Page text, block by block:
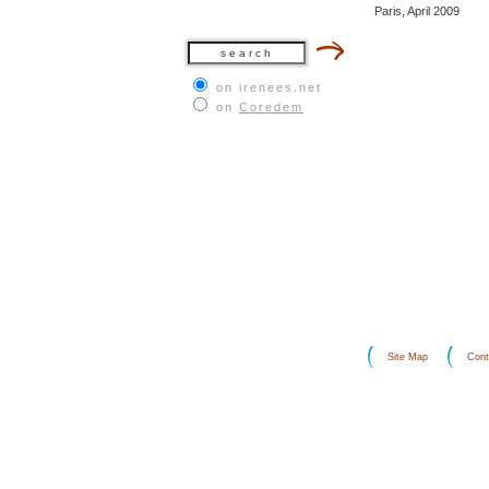
on irenees.net
on Coredem
Paris, April 2009
Site Map